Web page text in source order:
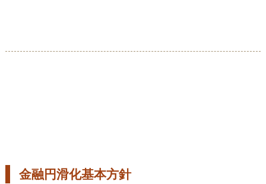
金融円滑化基本方針